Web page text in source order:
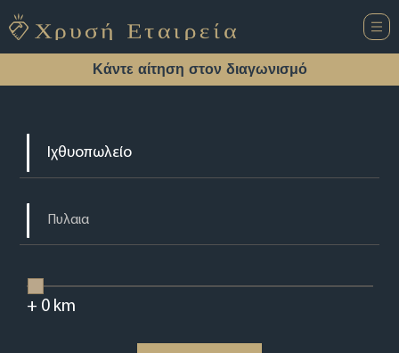
Κάντε αίτηση στον διαγωνισμό
+ 0km